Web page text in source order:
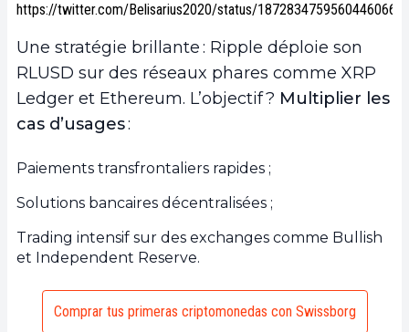
https://twitter.com/Belisarius2020/status/1872834759560446066
Une stratégie brillante : Ripple déploie son
RLUSD sur des réseaux phares comme XRP
Ledger et Ethereum. L’objectif ? Multiplier les
cas d’usages:
Paiements transfrontaliers rapides ;
Solutions bancaires décentralisées ;
Trading intensif sur des exchanges comme Bullish
et Independent Reserve.
Comprar tus primeras criptomonedas con Swissborg